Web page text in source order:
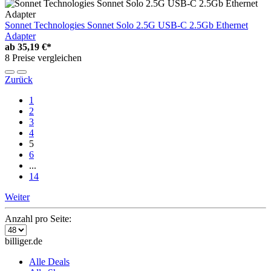
Sonnet Technologies Sonnet Solo 2.5G USB-C 2.5Gb Ethernet
Adapter
ab 35,19 €*
8 Preise vergleichen
Zurück
1
2
3
4
5
6
...
14
Weiter
Anzahl pro Seite:
billiger.de
Alle Deals